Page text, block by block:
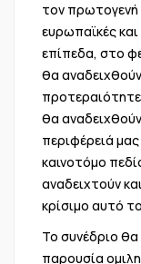
τον πρωτογενή
ευρωπαϊκές και
επίπεδα, στο
θα
θα
περιφέρειά μας
καινοτόμο
αναδειχτούν
κρίσιμο αυτό
Το συνέδριο
παρουσία